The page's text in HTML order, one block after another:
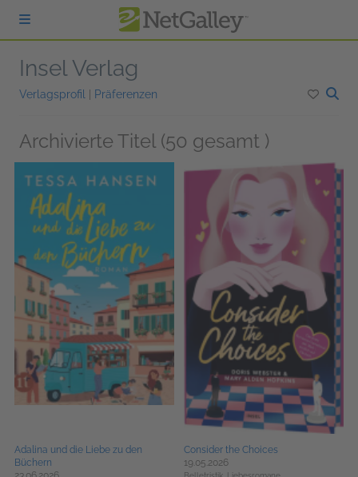
zum Hauptinhalt springen
Insel Verlag
Verlagsprofil Präferenzen
Archivierte Titel (50 gesamt )
Adalina und die Liebe zu den
Büchern
Consider the Choices
19.05.2026